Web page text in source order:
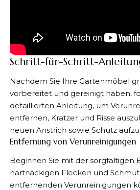
Schritt-für-Schritt-
Nachdem Sie Ihre Gartenmöbel
vorbereitet und gereinigt haben,
detaillierten Anleitung, um
entfernen, Kratzer und Risse
neuen Anstrich sowie Schutz
Entfernung von Verunreinigungen
Beginnen Sie mit der sorgfältigen
hartnäckigen Flecken und
entfernenden Verunreinigungen